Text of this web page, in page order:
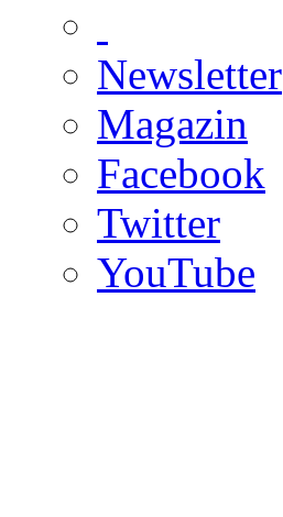
Newsletter
Magazin
Facebook
Twitter
YouTube